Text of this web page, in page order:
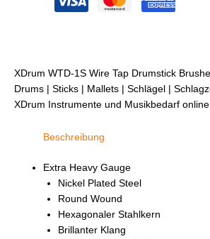
XDrum WTD-1S Wire Tap Drumstick
Drums | Sticks | Mallets | Schlägel |
XDrum Instrumente und Musikbedarf
Beschreibung
Extra Heavy Gauge
Nickel Plated Steel
Round Wound
Hexagonaler Stahlkern
Brillanter Klang